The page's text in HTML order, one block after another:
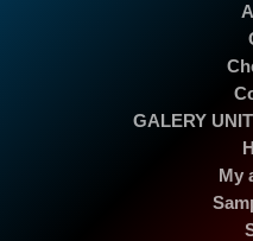
GALERY
My